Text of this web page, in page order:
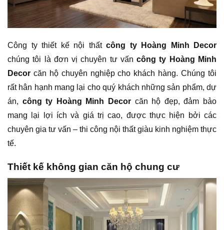
Công ty thiết kế nội thất công ty Hoàng Minh Decor
chúng tôi là đơn vị chuyên tư vấncông ty Hoàng Minh
Decor căn hộ chuyên nghiệp cho khách hàng. Chúng tôi
rất hân hạnh mang lại cho quý khách những sản phẩm, dự
án, công ty Hoàng Minh Decor căn hộ đẹp, đảm bảo
mang lại lợi ích và giá trị cao, được thực hiện bởi các
chuyên gia tư vấn – thi công nội thất giàu kinh nghiệm thực
tế.
Thiết kế không gian căn hộ chung cư